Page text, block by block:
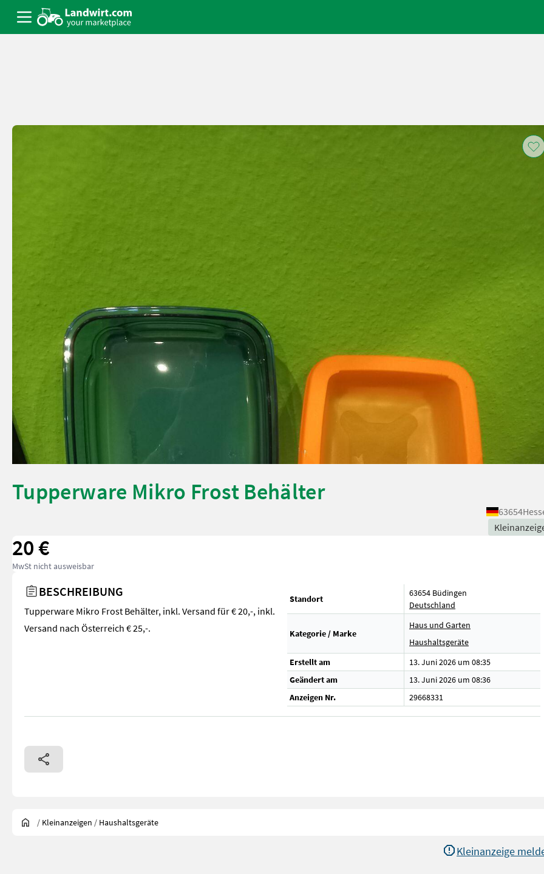
Tupperware Mikro Frost Behälter
63654
20 €
MwSt nicht ausweisbar
BESCHREIBUNG
Tupperware Mikro Frost Behälter, inkl. Versand für € 20,-, inkl.
Versand nach Österreich € 25,-.
Standort
63654 Büdingen
Deutschland
Kategorie / Marke
Haus und Garten
Haushaltsgeräte
Erstellt am
13. Juni 2026 um 08:35
Geändert am
13. Juni 2026 um 08:36
Anzeigen Nr.
29668331
/ Kleinanzeigen / Haushaltsgeräte
Kleinanzeige